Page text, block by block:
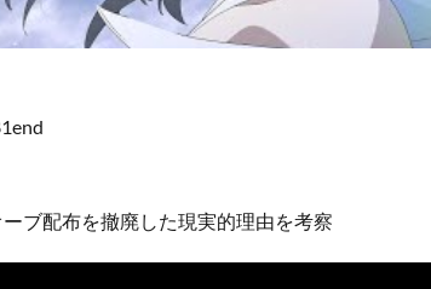
ブ配布を撤廃した現実的理由を考察